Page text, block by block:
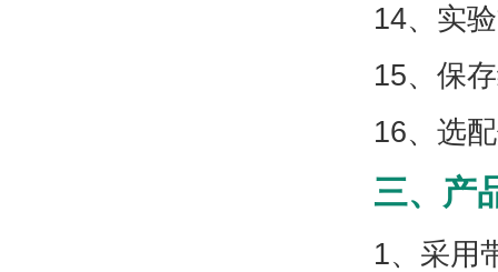
14、实
15、保
16、选
三、产
1、采用